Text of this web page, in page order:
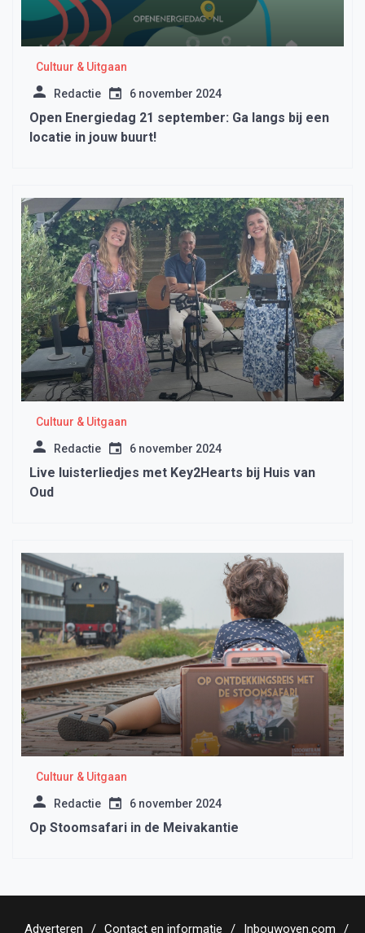
Cultuur & Uitgaan
Redactie 6 november 2024
Open Energiedag 21 september: Ga langs bij een
locatie in jouw buurt!
Cultuur & Uitgaan
Redactie 6 november 2024
Live luisterliedjes met Key2Hearts bij Huis van
Oud
Cultuur & Uitgaan
Redactie 6 november 2024
Op Stoomsafari in de Meivakantie
Adverteren Contact en informatie Inbouwoven.com